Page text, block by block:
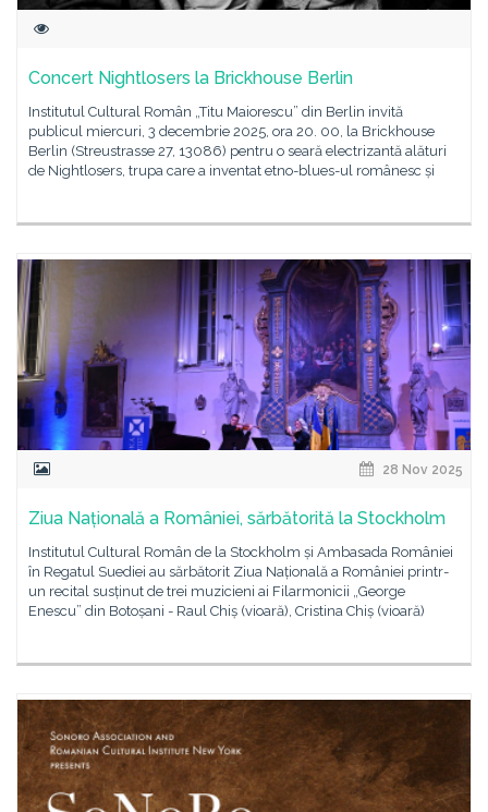
Concert Nightlosers la Brickhouse Berlin
Institutul Cultural Român „Titu Maiorescu” din Berlin invită
publicul miercuri, 3 decembrie 2025, ora 20. 00, la Brickhouse
Berlin (Streustrasse 27, 13086) pentru o seară electrizantă alături
de Nightlosers, trupa care a inventat etno-blues-ul românesc și
28 Nov 2025
Ziua Națională a României, sărbătorită la Stockholm
Institutul Cultural Român de la Stockholm și Ambasada României
în Regatul Suediei au sărbătorit Ziua Națională a României printr-
un recital susținut de trei muzicieni ai Filarmonicii „George
Enescu” din Botoșani - Raul Chiș (vioară), Cristina Chiș (vioară)